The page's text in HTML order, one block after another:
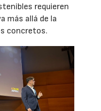
requieren
más allá de la
concretos.